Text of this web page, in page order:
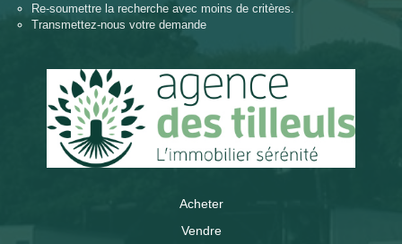
Re-soumettre la recherche avec moins de critères.
Transmettez-nous votre demande
Acheter
Vendre